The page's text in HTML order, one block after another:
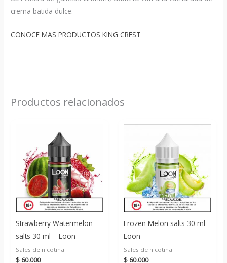
crema batida dulce.
CONOCE MAS PRODUCTOS KING CREST
Productos relacionados
Strawberry Watermelon
salts 30 ml – Loon
Sales de nicotina
$ 60.000
Frozen Melon salts 30 ml -
Loon
Sales de nicotina
$ 60.000